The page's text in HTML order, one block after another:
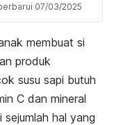
07/03/2025
membuat si
produk
susu sapi butuh
C dan mineral
sejumlah hal yang